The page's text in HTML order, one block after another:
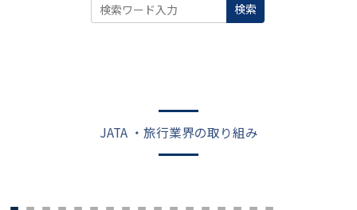
検索
JATA ・旅行業界の取り組み